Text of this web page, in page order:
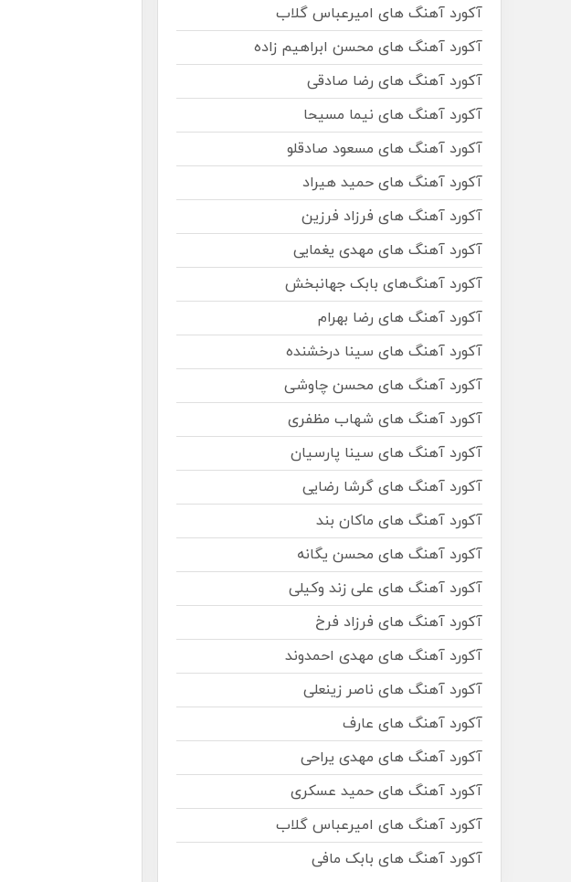
آکورد آهنگ های امیرعباس گلاب
آکورد آهنگ های محسن ابراهیم زاده
آکورد آهنگ های رضا صادقی
آکورد آهنگ های نیما مسیحا
آکورد آهنگ های مسعود صادقلو
آکورد آهنگ های حمید هیراد
آکورد آهنگ های فرزاد فرزین
آکورد آهنگ های مهدی یغمایی
آکورد آهنگ‌های بابک جهانبخش
آکورد آهنگ های رضا بهرام
آکورد آهنگ های سینا درخشنده
آکورد آهنگ های محسن چاوشی
آکورد آهنگ های شهاب مظفری
آکورد آهنگ های سینا پارسیان
آکورد آهنگ های گرشا رضایی
آکورد آهنگ های ماکان بند
آکورد آهنگ های محسن یگانه
آکورد آهنگ های علی زند وکیلی
آکورد آهنگ های فرزاد فرخ
آکورد آهنگ های مهدی احمدوند
آکورد آهنگ های ناصر زینعلی
آکورد آهنگ های عارف
آکورد آهنگ های مهدی یراحی
آکورد آهنگ های حمید عسکری
آکورد آهنگ های امیرعباس گلاب
آکورد آهنگ های بابک مافی